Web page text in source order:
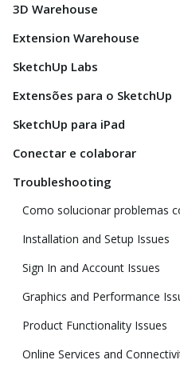
3D Warehouse
Extension Warehouse
SketchUp Labs
Extensões para o SketchUp
SketchUp para iPad
Conectar e colaborar
Troubleshooting
Como solucionar problemas
Installation and Setup Issues
Sign In and Account Issues
Graphics and Performance
Product Functionality Issues
Online Services and